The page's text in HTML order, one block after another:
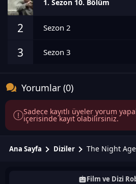
1. Sezon 10. Bölüm
2 Sezon 2
3 Sezon 3
Yorumlar (0)
Sadece kayıtlı üyeler yorum
içerisinde kayıt olabilirsiniz.
Ana Sayfa Diziler The Night
Film ve Dizi